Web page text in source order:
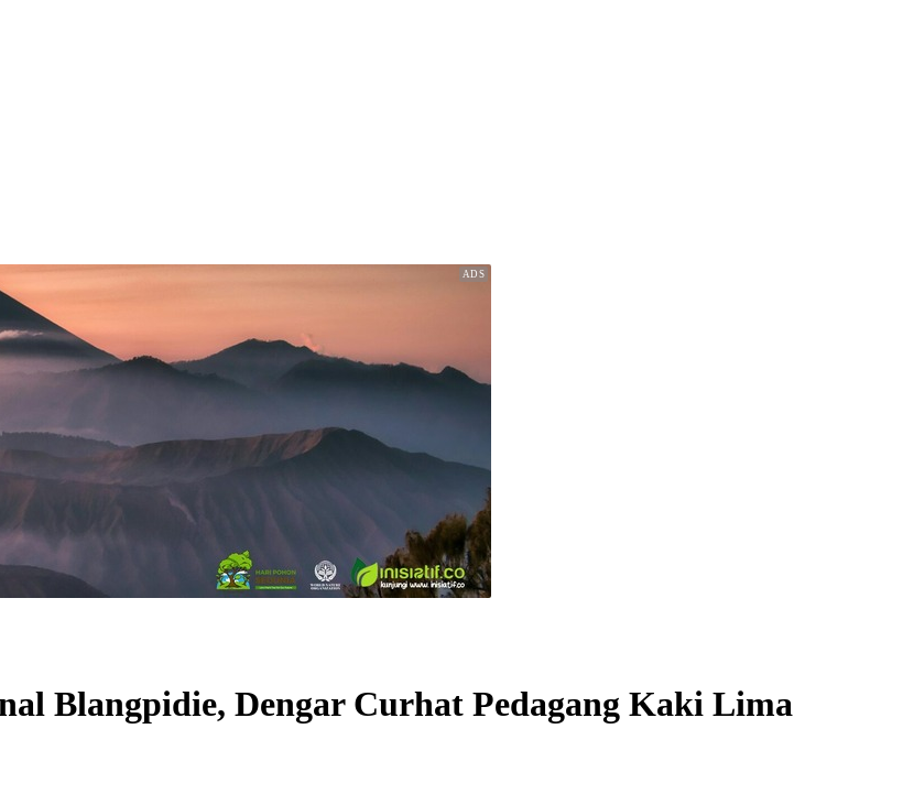
Blangpidie, Dengar Curhat Pedagang Kaki Lima